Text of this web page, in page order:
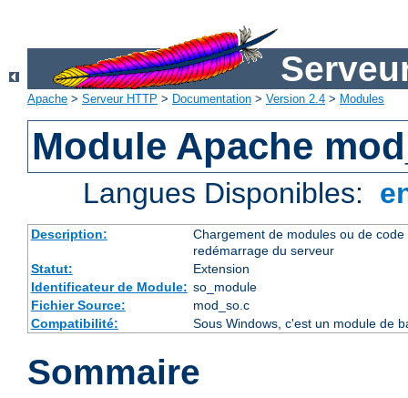
Apache > Serveur HTTP > Documentation > Version 2.4 > Modules
Module Apache
Langues Disponibles:
Description:
Chargement de modules ou de
redémarrage du serveur
Statut:
Extension
Identificateur de Module: so_module
Fichier Source:
mod_so.c
Compatibilité:
Sous Windows, c'est un module de
Sommaire